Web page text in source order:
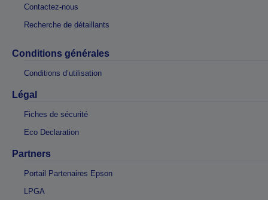
Contactez-nous
Recherche de détaillants
Conditions générales
Conditions d’utilisation
Légal
Fiches de sécurité
Eco Declaration
Partners
Portail Partenaires Epson
LPGA